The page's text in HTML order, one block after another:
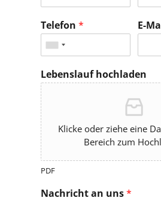
Telefon * E-
Lebenslauf hochladen
Klicke oder ziehe eine
Bereich zum
PDF
Nachricht an uns*